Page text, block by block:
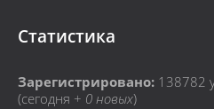
Статистика
Зарегистрировано: 138782
(сегодня + 0 новых)